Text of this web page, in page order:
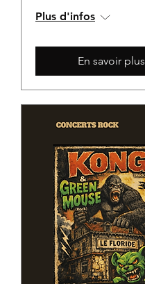
Plus d'infos
En savoir plus